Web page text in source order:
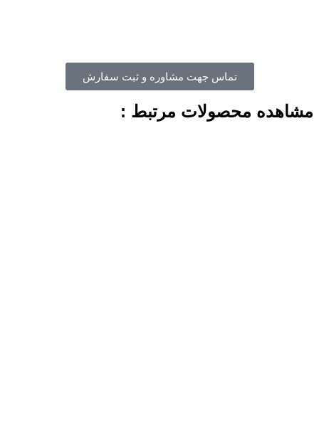
تماس جهت مشاوره و ثبت سفارش
مشاهده محصولات مرتبط :​